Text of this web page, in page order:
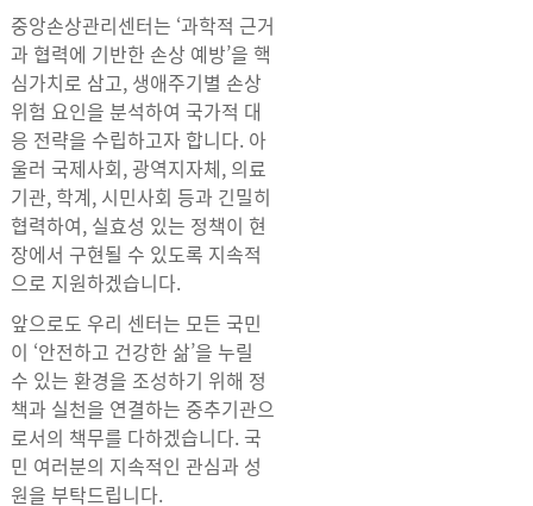
중앙손상관리센터는 ‘과학적 근거
과 협력에 기반한 손상 예방’을 핵
심가치로 삼고, 생애주기별 손상
위험 요인을 분석하여 국가적 대
응 전략을 수립하고자 합니다. 아
울러 국제사회, 광역지자체, 의료
기관, 학계, 시민사회 등과 긴밀히
협력하여, 실효성 있는 정책이 현
장에서 구현될 수 있도록 지속적
으로 지원하겠습니다.
앞으로도 우리 센터는 모든 국민
이 ‘안전하고 건강한 삶’을 누릴
수 있는 환경을 조성하기 위해 정
책과 실천을 연결하는 중추기관으
로서의 책무를 다하겠습니다. 국
민 여러분의 지속적인 관심과 성
원을 부탁드립니다.